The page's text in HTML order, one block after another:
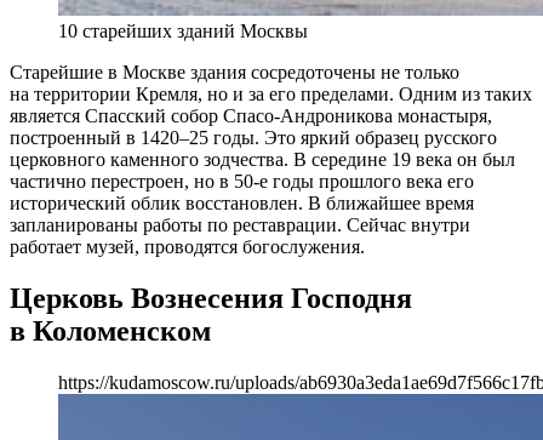
10 старейших зданий Москвы
Старейшие в Москве здания сосредоточены не только
на территории Кремля, но и за его пределами. Одним из таких
является Спасский собор Спасо-Андроникова монастыря,
построенный в 1420–25 годы. Это яркий образец русского
церковного каменного зодчества. В середине 19 века он был
частично перестроен, но в 50-е годы прошлого века его
исторический облик восстановлен. В ближайшее время
запланированы работы по реставрации. Сейчас внутри
работает музей, проводятся богослужения.
Церковь Вознесения Господня
в Коломенском
https://kudamoscow.ru/uploads/